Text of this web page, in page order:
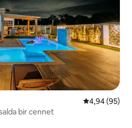
5 üzerinden
4,94 (95)
bir cennet